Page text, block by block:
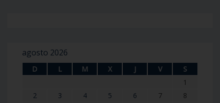
agosto 2026
D L M X J V
S
1
2
3 4 5 6 7
8